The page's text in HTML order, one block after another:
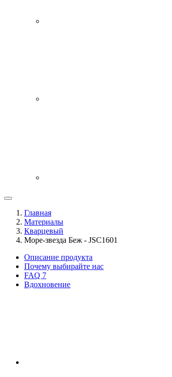
Главная
Материалы
Кварцевый
Море-звезда Беж - JSC1601
Описание продукта
Почему выбирайте нас
FAQ 7
Вдохновение